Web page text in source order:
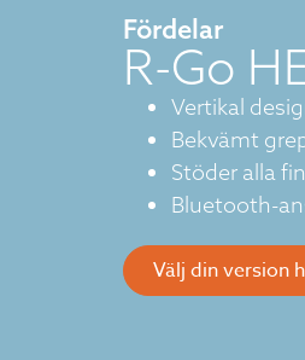
Fördelar
R-Go
Vertikal
Bekvämt
Stöder alla
Bluetooth-
Välj din version